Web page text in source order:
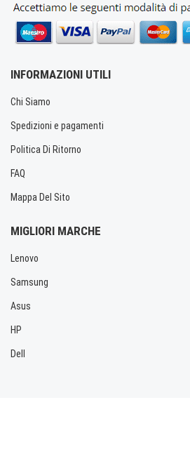
INFORMAZIONI UTILI
Chi Siamo
Spedizioni e pagamenti
Politica Di Ritorno
FAQ
Mappa Del Sito
MIGLIORI MARCHE
Lenovo
Samsung
Asus
HP
Dell